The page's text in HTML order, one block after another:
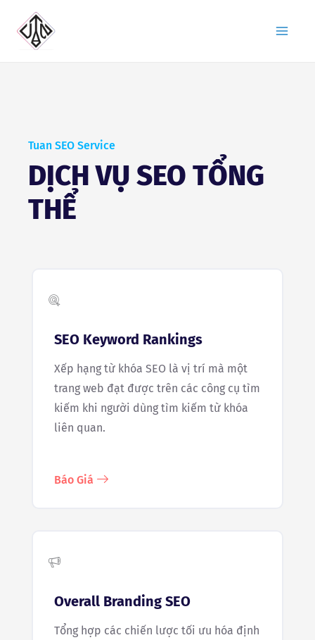
Tuan SEO Service
DỊCH VỤ SEO TỔNG
THỂ
SEO Keyword Rankings
Xếp hạng từ khóa SEO là vị trí mà một
trang web đạt được trên các công cụ tìm
kiếm khi người dùng tìm kiếm từ khóa
liên quan.
Báo Giá
Overall Branding SEO
Tổng hợp các chiến lược tối ưu hóa định